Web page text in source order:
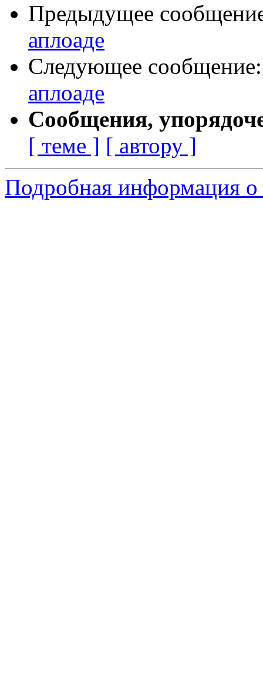
Предыдущее
аплоаде
Следующее
аплоаде
Сообщения,
[ теме ] [ автору ]
Подробная информация